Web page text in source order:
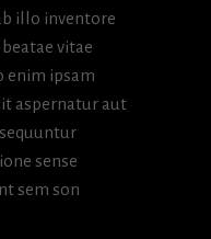
illo inventore
vitae
enim ipsam
aspernatur aut
sense
sem son